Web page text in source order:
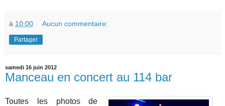
à 10:00 Aucun commentaire:
Partager
samedi 16 juin 2012
Manceau en concert au 114 bar
Toutes les photos de